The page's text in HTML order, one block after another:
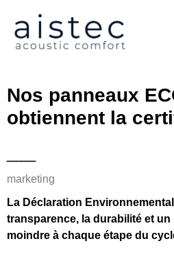
Nos panneaux
obtiennent la
marketing
La Déclaration
transparence, la durabilité et
moindre à chaque étape du